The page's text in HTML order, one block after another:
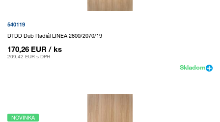
540119
DTDD Dub Radiál LINEA 2800/2070/19
170,26 EUR / ks
209,42 EUR s DPH
Skladom
NOVINKA